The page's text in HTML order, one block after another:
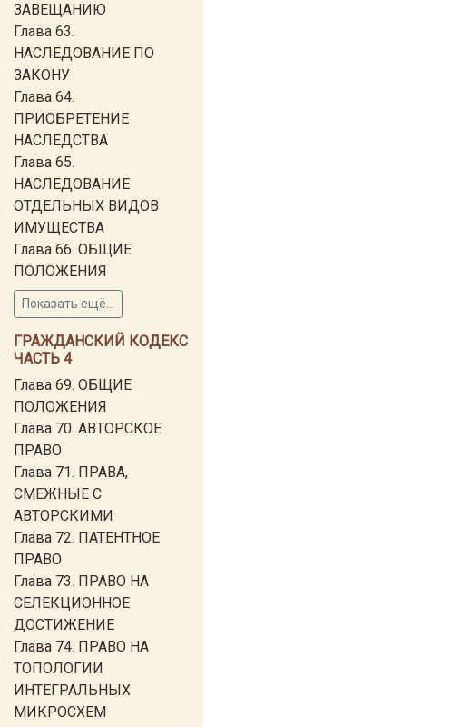
ЗАВЕЩАНИЮ
Глава 63.
НАСЛЕДОВАНИЕ ПО
ЗАКОНУ
Глава 64.
ПРИОБРЕТЕНИЕ
НАСЛЕДСТВА
Глава 65.
НАСЛЕДОВАНИЕ
ОТДЕЛЬНЫХ ВИДОВ
ИМУЩЕСТВА
Глава 66. ОБЩИЕ
ПОЛОЖЕНИЯ
Показать ещё...
ГРАЖДАНСКИЙ КОДЕКС
ЧАСТЬ 4
Глава 69. ОБЩИЕ
ПОЛОЖЕНИЯ
Глава 70. АВТОРСКОЕ
ПРАВО
Глава 71. ПРАВА,
СМЕЖНЫЕ С
АВТОРСКИМИ
Глава 72. ПАТЕНТНОЕ
ПРАВО
Глава 73. ПРАВО НА
СЕЛЕКЦИОННОЕ
ДОСТИЖЕНИЕ
Глава 74. ПРАВО НА
ТОПОЛОГИИ
ИНТЕГРАЛЬНЫХ
МИКРОСХЕМ